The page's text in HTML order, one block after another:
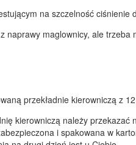
na szczelność
naprawy maglownicy, ale
przekładnie kierowniczą z
kierowniczą należy
i spakowana w